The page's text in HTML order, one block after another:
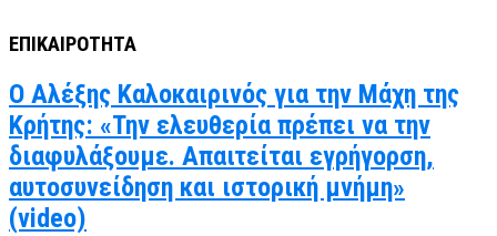
ΕΠΙΚΑΙΡΟΤΗΤΑ
Ο Αλέξης Καλοκαιρινός για την Μάχη της
Κρήτης: «Την ελευθερία πρέπει να την
διαφυλάξουμε. Απαιτείται εγρήγορση,
αυτοσυνείδηση και ιστορική μνήμη»
(video)